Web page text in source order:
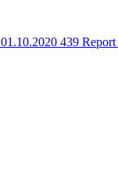
01.10.2020 439 Report